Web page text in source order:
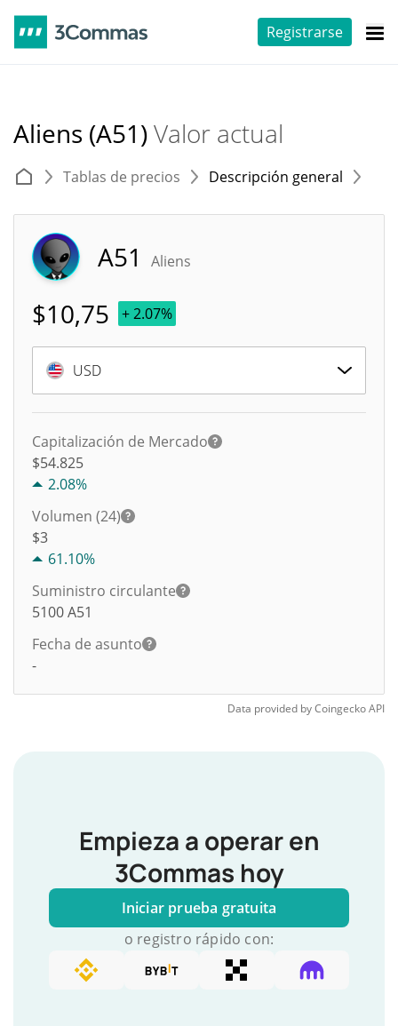
Registrarse
Aliens (A51)Valor actual
Tablas de precios Descripción general
A51 Aliens
$10,75 + 2.07%
USD
Capitalización de Mercado
$54.825
2.08%
Volumen (24)
$3
61.10%
Suministro circulante
5100A51
Fecha de asunto
-
Data provided byCoingeckoAPI
Empieza a operar en
3Commas hoy
Iniciar prueba gratuita
o registro rápido con: